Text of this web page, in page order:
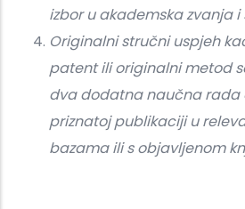
izbor u akademska zvanja i
Originalni stručni uspjeh
patent ili originalni metod
dva dodatna naučna rada
priznatoj publikaciji u
bazama ili s objavljenom